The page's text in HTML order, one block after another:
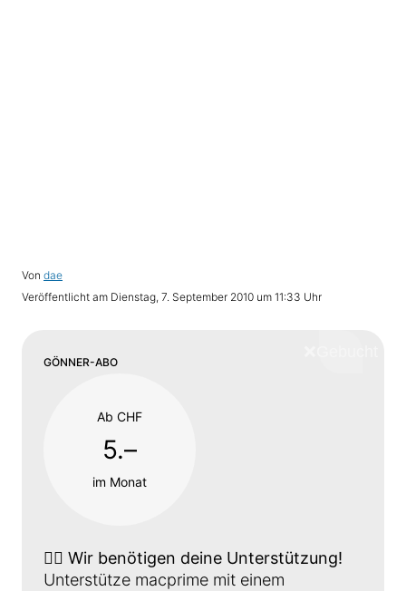
Von dae
Veröffentlicht am Dienstag, 7. September 2010 um 11:33 Uhr
GÖNNER-ABO
Ab CHF
5.–
im Monat
👉🏼 Wir benötigen deine Unterstützung!
Unterstütze macprime mit einem